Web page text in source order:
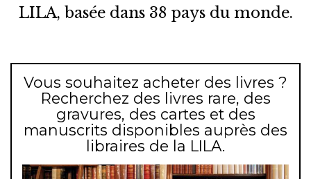
LILA, basée dans 38 pays du monde.
Vous souhaitez acheter des livres ?
Recherchez des livres rare, des
gravures, des cartes et des
manuscrits disponibles auprès des
libraires de la LILA.